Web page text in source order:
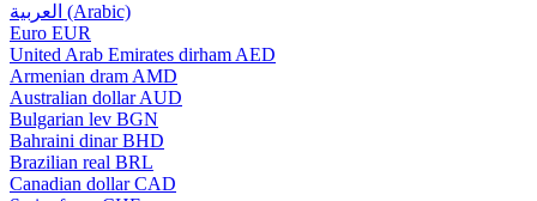
العربية (Arabic)
Euro EUR
United Arab Emirates dirham AED
Armenian dram AMD
Australian dollar AUD
Bulgarian lev BGN
Bahraini dinar BHD
Brazilian real BRL
Canadian dollar CAD